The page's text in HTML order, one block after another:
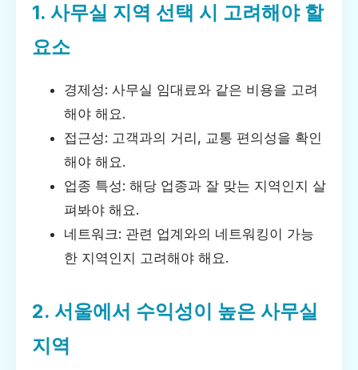
1. 사무실 지역 선택 시 고려해야 할
요소
경제성: 사무실 임대료와 같은 비용을 고려
해야 해요.
접근성: 고객과의 거리, 교통 편의성을 확인
해야 해요.
업종 특성: 해당 업종과 잘 맞는 지역인지 살
펴봐야 해요.
네트워크: 관련 업계와의 네트워킹이 가능
한 지역인지 고려해야 해요.
2. 서울에서 수익성이 높은 사무실
지역